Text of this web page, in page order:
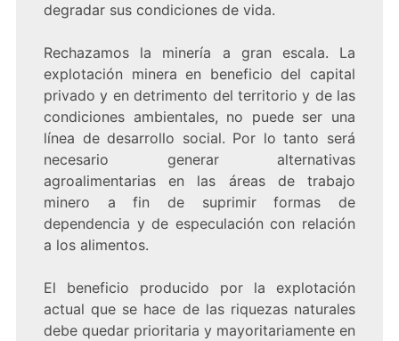
degradar sus condiciones de vida.
Rechazamos la minería a gran escala. La
explotación minera en beneficio del capital
privado y en detrimento del territorio y de las
condiciones ambientales, no puede ser una
línea de desarrollo social. Por lo tanto será
necesario generar alternativas
agroalimentarias en las áreas de trabajo
minero a fin de suprimir formas de
dependencia y de especulación con relación
a los alimentos.
El beneficio producido por la explotación
actual que se hace de las riquezas naturales
debe quedar prioritaria y mayoritariamente en